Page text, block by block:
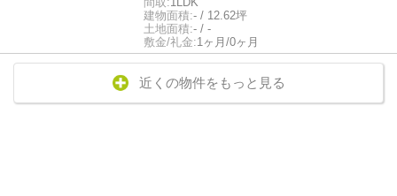
建物面積:- / 12.62坪
土地面積:- / -
敷金/礼金:1ヶ月/0ヶ月
近くの物件をもっと見る